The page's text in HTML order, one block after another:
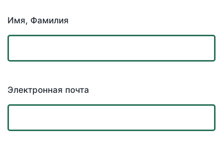
Имя, Фамилия
Электронная почта